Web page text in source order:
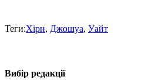
Теги:Хірн, Джошуа, Уайт
Вибір редакції